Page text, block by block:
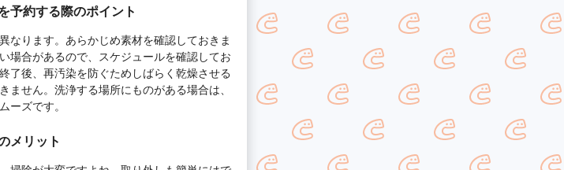
予約する際のポイント
なります。あらかじめ素材を確認しておきま
場合があるので、スケジュールを確認してお
了後、再汚染を防ぐためしばらく乾燥させる
ません。洗浄する場所にものがある場合は、
ーズです。
メリット